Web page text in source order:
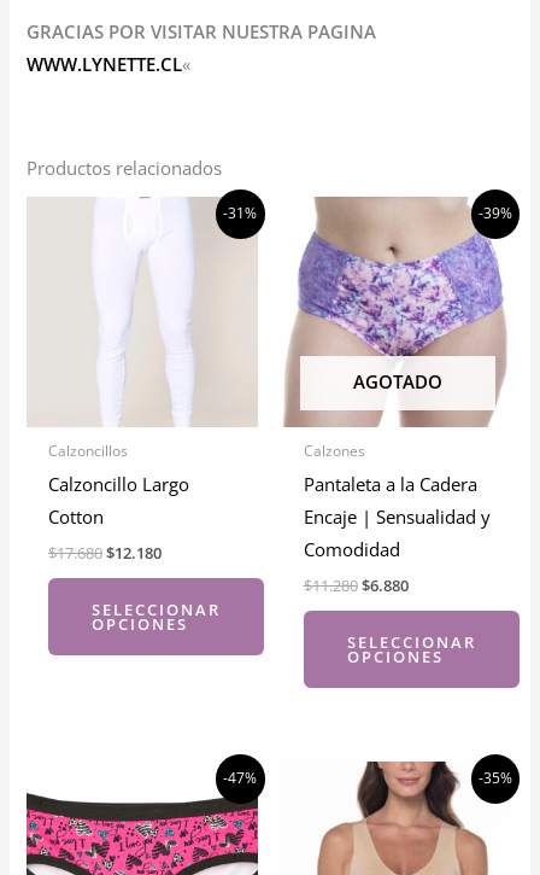
GRACIAS POR VISITAR NUESTRA PAGINA
WWW.LYNETTE.CL«
Productos relacionados
-31%
Calzoncillos
Calzoncillo Largo
Cotton
$17.680El
era:
$17.680.
$12.180El
es:
$12.180.
SELECCIONAR
OPCIONES
variantes.
Las
-39%
AGOTADO
Calzones
Pantaleta a la Cadera
Encaje | Sensualidad y
Comodidad
$11.280El
era:
$11.280.
$6.880El
es:
$6.880.
SELECCIONAR
OPCIONES
múltiples
variantes.
-47% -35%